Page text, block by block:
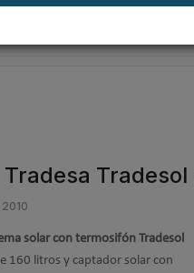
Tradesol
2010
solar con termosifón Tradesol
160 litros y captador solar con